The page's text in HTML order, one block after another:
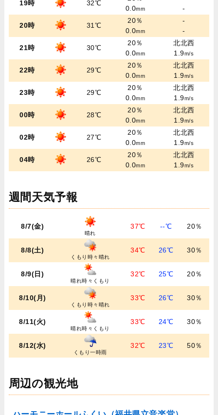
19時 32℃
0.0mm
-
20時 31℃
20％
0.0mm
-
-
21時 30℃
20％
0.0mm
北北西
1.9m/s
22時 29℃
20％
0.0mm
北北西
1.9m/s
23時 29℃
20％
0.0mm
北北西
1.9m/s
00時 28℃
20％
0.0mm
北北西
1.9m/s
02時 27℃
20％
0.0mm
北北西
1.9m/s
04時 26℃
20％
0.0mm
北北西
1.9m/s
週間天気予報
8/7(金)
晴れ
37℃ --℃ 20％
8/8(土)
くもり時々晴れ
34℃ 26℃ 30％
8/9(日)
晴れ時々くもり
32℃ 25℃ 20％
8/10(月)
くもり時々晴れ
33℃ 26℃ 30％
8/11(火)
晴れ時々くもり
33℃ 24℃ 30％
8/12(水)
くもり一時雨
32℃ 23℃ 50％
周辺の観光地